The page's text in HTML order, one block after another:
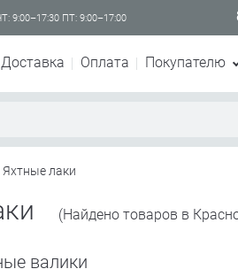
9:00–17:30 ПТ: 9:00–17:00
Доставка Оплата Покупателю
Яхтные лаки
(Найдено товаров в
валики